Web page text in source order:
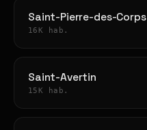
Saint-Pierre-des-Corps
16K hab.
Saint-Avertin
15K hab.